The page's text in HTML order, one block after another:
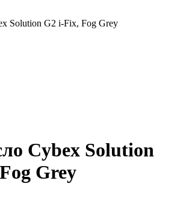
Cybex Solution
Grey